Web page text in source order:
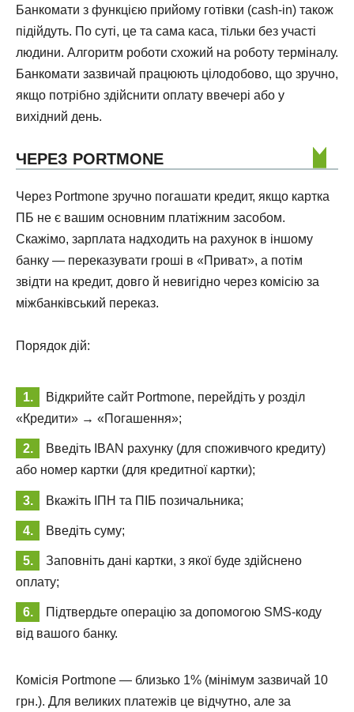
Банкомати з функцією прийому готівки (cash-in) також
підійдуть. По суті, це та сама каса, тільки без участі
людини. Алгоритм роботи схожий на роботу терміналу.
Банкомати зазвичай працюють цілодобово, що зручно,
якщо потрібно здійснити оплату ввечері або у
вихідний день.
ЧЕРЕЗ PORTMONE
Через Portmone зручно погашати кредит, якщо картка
ПБ не є вашим основним платіжним засобом.
Скажімо, зарплата надходить на рахунок в іншому
банку — переказувати гроші в «Приват», а потім
звідти на кредит, довго й невигідно через комісію за
міжбанківський переказ.
Порядок дій:
Відкрийте сайт Portmone, перейдіть у розділ
«Кредити» → «Погашення»;
Введіть IBAN рахунку (для споживчого кредиту)
або номер картки (для кредитної картки);
Вкажіть ІПН та ПІБ позичальника;
Введіть суму;
Заповніть дані картки, з якої буде здійснено
оплату;
Підтвердьте операцію за допомогою SMS-коду
від вашого банку.
Комісія Portmone — близько 1% (мінімум зазвичай 10
грн.). Для великих платежів це відчутно, але за